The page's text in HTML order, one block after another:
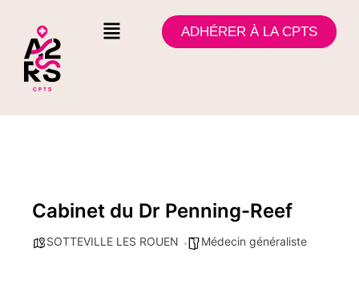
ADHÉRER À LA CPTS
Cabinet du Dr Penning-Reef
SOTTEVILLE LES ROUEN Médecin généraliste